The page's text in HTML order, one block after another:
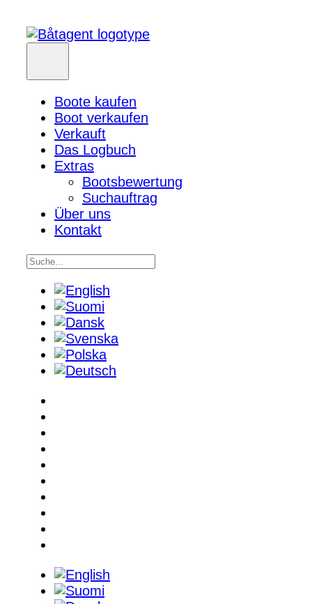
Boote kaufen
Boot verkaufen
Verkauft
Das Logbuch
Extras
Bootsbewertung
Suchauftrag
Über uns
Kontakt